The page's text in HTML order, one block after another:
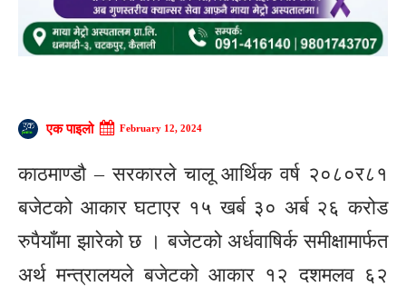
एक पाइलो February 12, 2024
काठमाण्डौ – सरकारले चालू आर्थिक वर्ष २०८०र८१
बजेटको आकार घटाएर १५ खर्ब ३० अर्ब २६ करोड
रुपैयाँमा झारेको छ । बजेटको अर्धवाषिर्क समीक्षामार्फत
अर्थ मन्त्रालयले बजेटको आकार १२ दशमलव ६२